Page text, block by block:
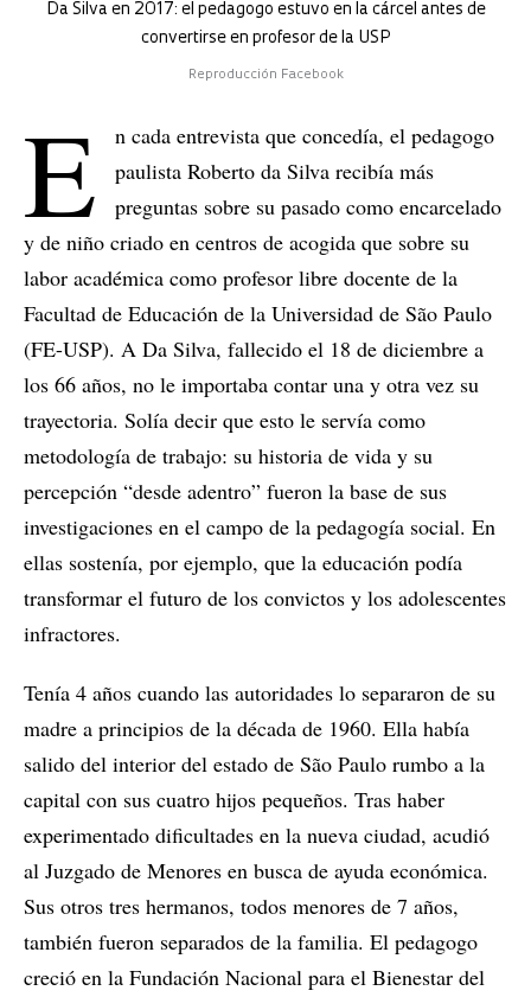
Da Silva en 2017: el pedagogo estuvo en la cárcel antes de
convertirse en profesor de la USP
Reproducción Facebook
E
n cada entrevista que concedía, el pedagogo
paulista Roberto da Silva recibía más
preguntas sobre su pasado como encarcelado
y de niño criado en centros de acogida que sobre su
labor académica como profesor libre docente de la
Facultad de Educación de la Universidad de São Paulo
(FE-USP). A Da Silva, fallecido el 18 de diciembre a
los 66 años, no le importaba contar una y otra vez su
trayectoria. Solía decir que esto le servía como
metodología de trabajo: su historia de vida y su
percepción “desde adentro” fueron la base de sus
investigaciones en el campo de la pedagogía social. En
ellas sostenía, por ejemplo, que la educación podía
transformar el futuro de los convictos y los adolescentes
infractores.
Tenía 4 años cuando las autoridades lo separaron de su
madre a principios de la década de 1960. Ella había
salido del interior del estado de São Paulo rumbo a la
capital con sus cuatro hijos pequeños. Tras haber
experimentado dificultades en la nueva ciudad, acudió
al Juzgado de Menores en busca de ayuda económica.
Sus otros tres hermanos, todos menores de 7 años,
también fueron separados de la familia. El pedagogo
creció en la Fundación Nacional para el Bienestar del